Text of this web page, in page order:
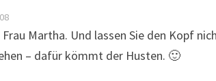
Martha. Und lassen Sie den Kopf
– dafür kömmt der Husten. 🙂